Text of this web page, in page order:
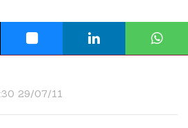
29/07/11